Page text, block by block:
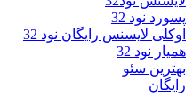
پسورد نود 32
اوکلی لایسنس رایگان نود 32
همیار نود 32
بهترین سئو
رایگان